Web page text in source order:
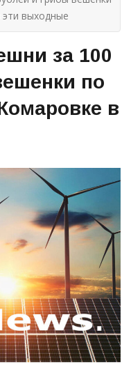
выходные
за 100
по
в